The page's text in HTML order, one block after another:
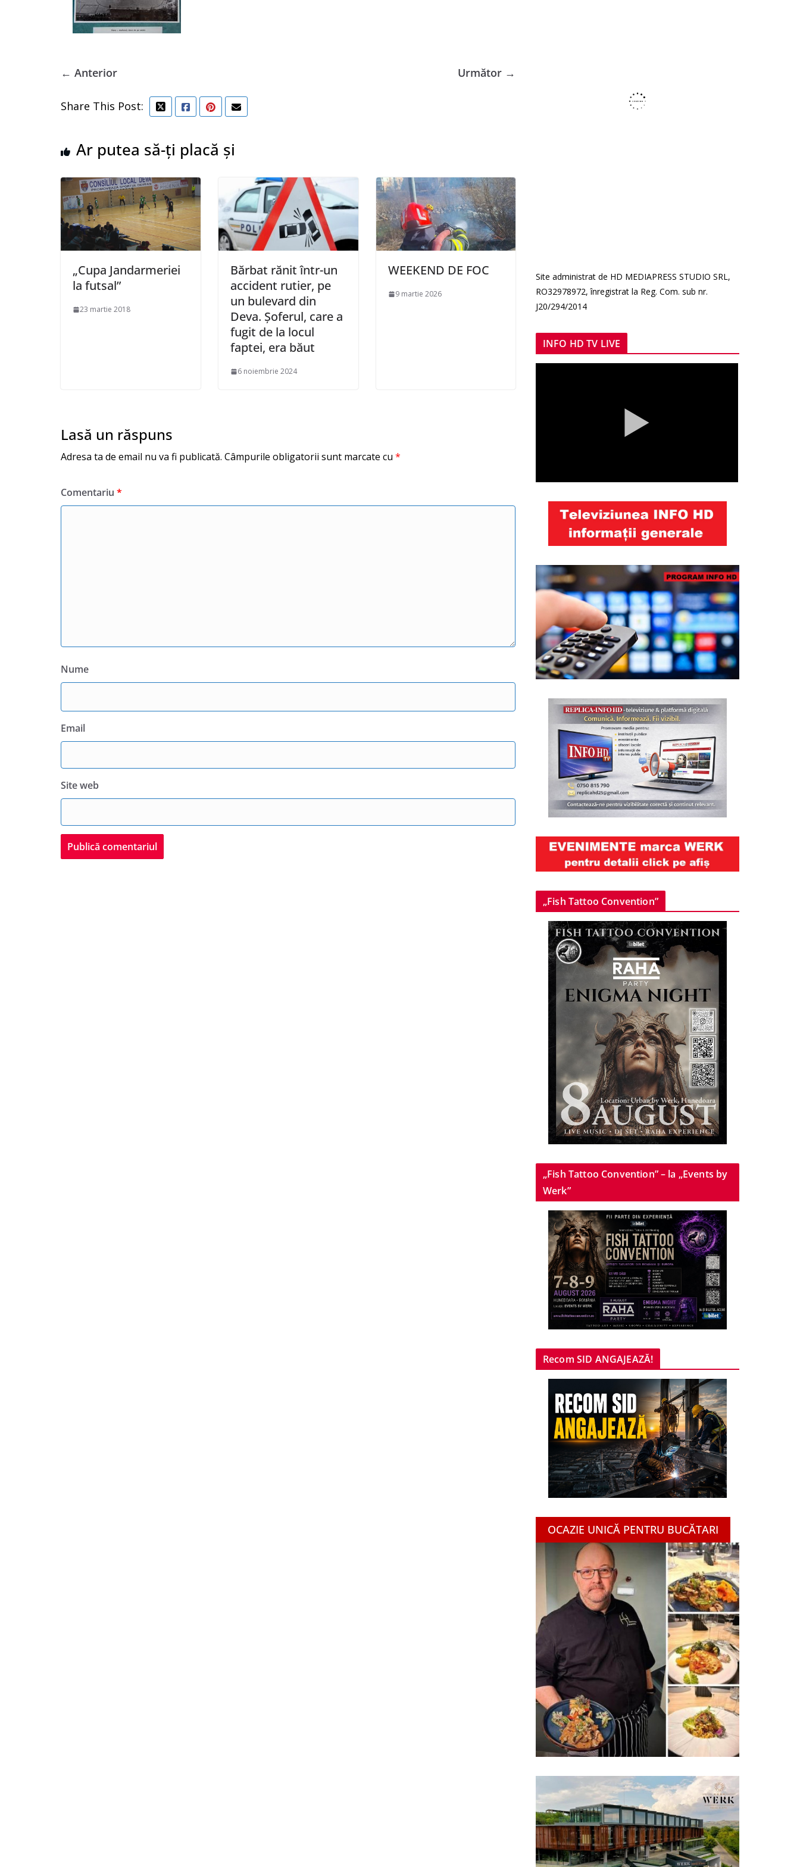
← Anterior Următor →
Share This Post:
Ar putea să-ți placă și
„Cupa Jandarmeriei
la futsal”
23 martie 2018
Bărbat rănit într-un
accident rutier, pe
un bulevard din
Deva. Șoferul, care a
fugit de la locul
faptei, era băut
6 noiembrie 2024
WEEKEND DE FOC
9 martie 2026
Lasă un răspuns
Adresa ta de email nu va fi publicată. Câmpurile obligatorii sunt marcate cu *
Comentariu *
Nume
Email
Site web
Site administrat de HD MEDIAPRESS STUDIO SRL,
RO32978972, înregistrat la Reg. Com. sub nr.
J20/294/2014
INFO HD TV LIVE
„Fish Tattoo Convention”
„Fish Tattoo Convention” – la „Events by
Werk”
Recom SID ANGAJEAZĂ!
OCAZIE UNICĂ PENTRU BUCĂTARI